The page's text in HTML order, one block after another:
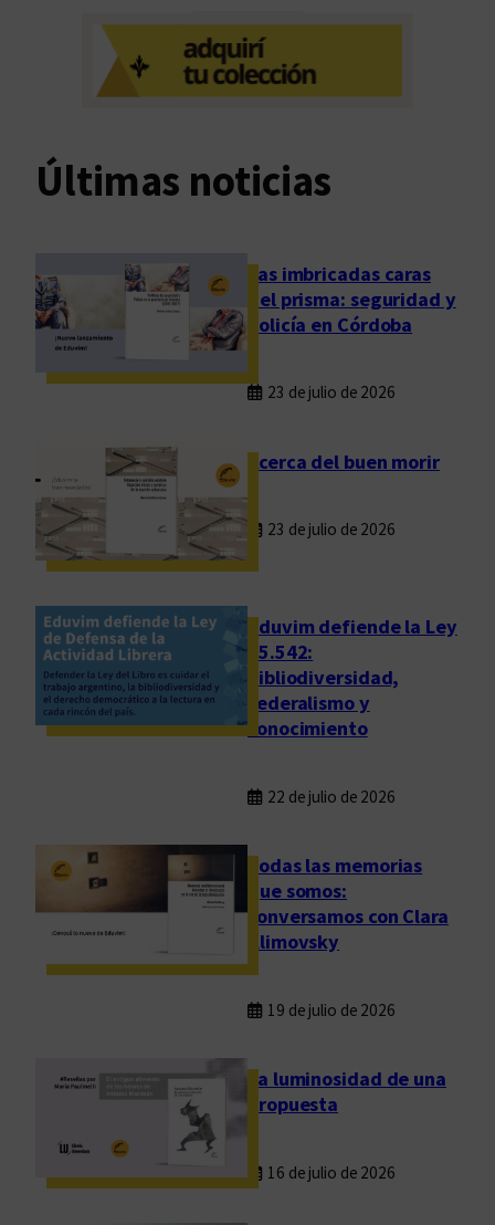
a
n
r
a
e
l
l
e
g
n
e
r
a
c
a
Últimas noticias
Las imbricadas caras
del prisma: seguridad y
policía en Córdoba
23 de julio de 2026
Acerca del buen morir
23 de julio de 2026
Eduvim defiende la Ley
25.542:
bibliodiversidad,
federalismo y
conocimiento
22 de julio de 2026
Todas las memorias
que somos:
conversamos con Clara
Klimovsky
19 de julio de 2026
La luminosidad de una
propuesta
16 de julio de 2026